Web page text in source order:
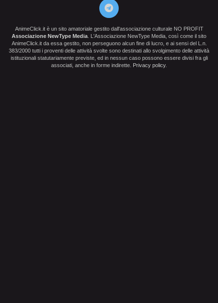
AnimeClick.it è un sito amatoriale gestito dall'associazione culturale NO PROFIT
Associazione NewType Media . L'Associazione NewType Media, così come il sito
AnimeClick.it da essa gestito, non perseguono alcun fine di lucro, e ai sensi del L.n.
383/2000 tutti i proventi delle attività svolte sono destinati allo svolgimento delle attività
istituzionali statutariamente previste, ed in nessun caso possono essere divisi fra gli
associati, anche in forme indirette. Privacy policy.